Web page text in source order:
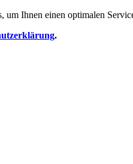
, um Ihnen einen optimalen
.